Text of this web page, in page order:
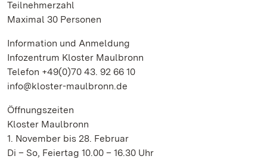
Teilnehmerzahl
Maximal 30 Personen
Information und Anmeldung
Infozentrum Kloster Maulbronn
Telefon +49(0)70 43. 92 66 10
info@kloster-maulbronn.de
Öffnungszeiten
Kloster Maulbronn
1. November bis 28. Februar
Di – So, Feiertag 10.00 – 16.30 Uhr